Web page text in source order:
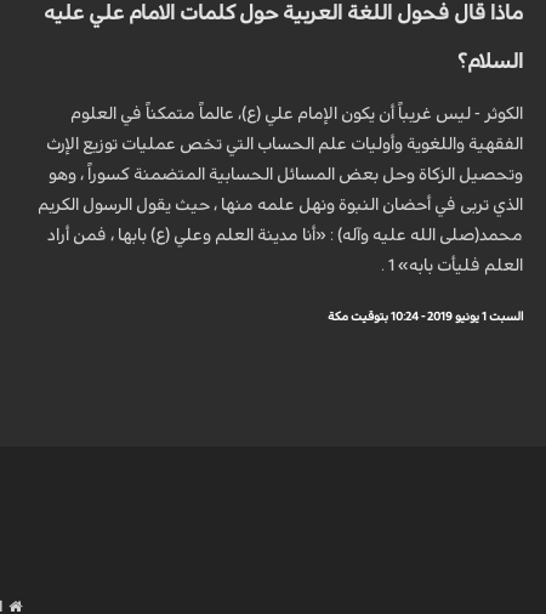
ماذا قال فحول اللغة العربية حول كلمات الامام علي عليه
السلام؟
الكوثر - ليس غريباً أن يكون الإمام علي (ع)، عالماً متمكناً في العلوم
الفقهية واللغوية وأوليات علم الحساب التي تخص عمليات توزيع الإرث
وتحصيل الزكاة وحل بعض المسائل الحسابية المتضمنة كسوراً ، وهو
الذي تربى في أحضان النبوة ونهل علمه منها ، حيث يقول الرسول الكريم
محمد(صلى الله عليه وآله) : «أنا مدينة العلم وعلي (ع) بابها ، فمن أراد
العلم فليأت بابه» 1 .
السبت 1 يونيو 2019 - 10:24 بتوقيت مكة